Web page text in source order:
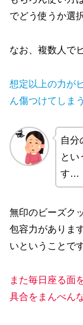
でどう使うか選
なお、複数人で
想定以上の力が
ん傷つけてしま
自分
とい
す…
無印のビーズク
包容力がありま
いということで
また毎日座る面
具合をまんべん